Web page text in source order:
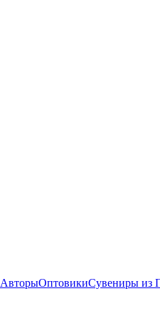
АвторыОптовикиСувениры из